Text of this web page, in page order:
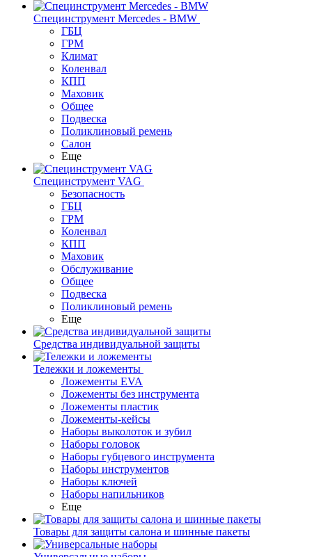
Специнструмент Mercedes - BMW
ГБЦ
ГРМ
Климат
Коленвал
КПП
Маховик
Общее
Подвеска
Поликлиновый ремень
Салон
Еще
Специнструмент VAG
Безопасность
ГБЦ
ГРМ
Коленвал
КПП
Маховик
Обслуживание
Общее
Подвеска
Поликлиновый ремень
Еще
Средства индивидуальной защиты
Тележки и ложементы
Ложементы EVA
Ложементы без инструмента
Ложементы пластик
Ложементы-кейсы
Наборы выколоток и зубил
Наборы головок
Наборы губцевого инструмента
Наборы инструментов
Наборы ключей
Наборы напильников
Еще
Товары для защиты салона и шинные пакеты